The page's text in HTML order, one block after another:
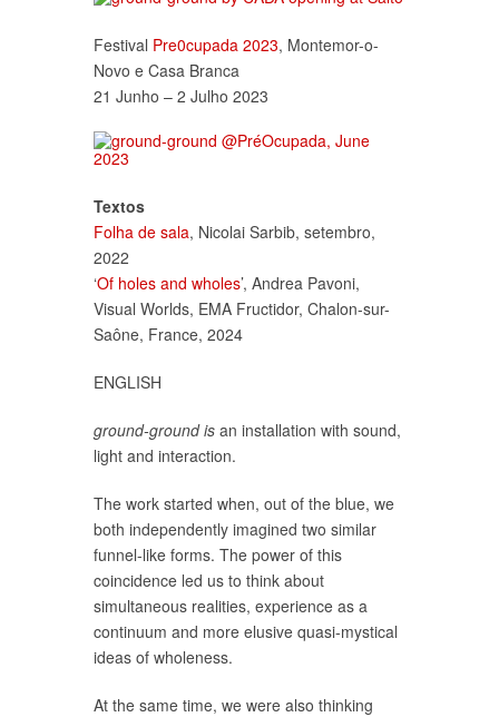
Festival Pre0cupada 2023, Montemor-o-
Novo e Casa Branca
21 Junho – 2 Julho 2023
Textos
Folha de sala, Nicolai Sarbib, setembro,
2022
‘Of holes and wholes’, Andrea Pavoni,
Visual Worlds, EMA Fructidor, Chalon-sur-
Saône, France, 2024
ENGLISH
ground-ground is an installation with sound,
light and interaction.
The work started when, out of the blue, we
both independently imagined two similar
funnel-like forms. The power of this
coincidence led us to think about
simultaneous realities, experience as a
continuum and more elusive quasi-mystical
ideas of wholeness.
At the same time, we were also thinking